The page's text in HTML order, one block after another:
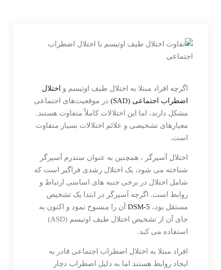
اگرچه افراد مبتلا به اختلال طیف اوتیسم و اختلال
اضطراب اجتماعی (SAD)
در موقعیت‌های اجتماعی
مشکل دارند، اما این اختلالات کاملاً متفاوت هستند.
معیارهای تشخیصی و علائم اختلالات بسیار متفاوت
است.
اختلال آسپرگر ، همچنین به عنوان سندرم آسپرگر
شناخته می شود، یک اختلال رشدی فراگیر است که
شامل اختلال در برخی جنبه های اساسی ارتباط و
روابط است. اگرچه آسپرگر در ابتدا یک تشخیص
مستقل بود، DSM-5آن را منسوخ نمود و اکنون به
جای آن از تشخیص اختلال طیف اوتیسم (ASD)
استفاده می کند.
افراد مبتلا به اختلال اضطراب اجتماعی قادر به
ایجاد روابط هستند اما به دلیل اضطراب دچار